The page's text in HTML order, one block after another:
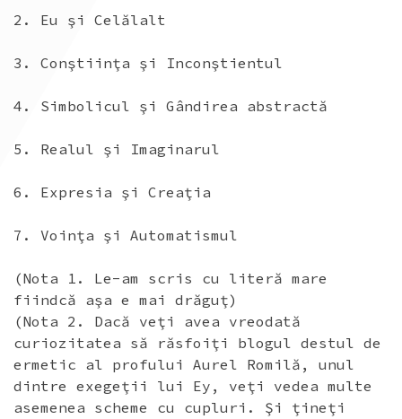
2. Eu şi Celălalt
3. Conştiinţa şi Inconştientul
4. Simbolicul şi Gândirea abstractă
5. Realul şi Imaginarul
6. Expresia şi Creaţia
7. Voinţa şi Automatismul
(Nota 1. Le-am scris cu literă mare
fiindcă aşa e mai drăguţ)
(Nota 2. Dacă veţi avea vreodată
curiozitatea să răsfoiţi blogul destul de
ermetic al profului Aurel Romilă, unul
dintre exegeţii lui Ey, veţi vedea multe
asemenea scheme cu cupluri. Şi ţineţi